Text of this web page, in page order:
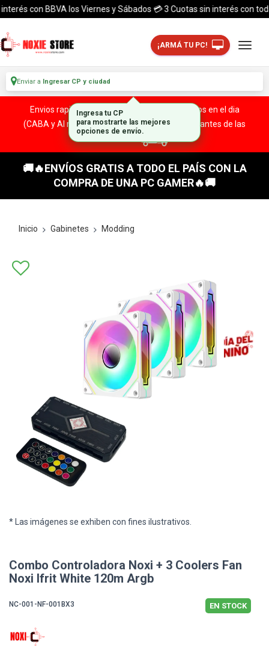
con BBVA los Viernes y Sábados 💳 3 Cuotas sin interés con
¡ARMÁ TU PC!
Enviar a Ingresar CP y ciudad
Envios rapidos y seguros a todo el pais. ¡ Envios en el dia
(CABA y Al rededores) Acreditando tu compra antes de las
🚚🔥ENVÍOS GRATIS A TODO EL PAÍS CON LA
COMPRA DE UNA PC GAMER🔥🚚
Inicio Gabinetes Modding
* Las imágenes se exhiben con fines ilustrativos.
Combo Controladora Noxi + 3 Coolers Fan
Noxi Ifrit White 120m Argb
NC-001-NF-001BX3 EN STOCK